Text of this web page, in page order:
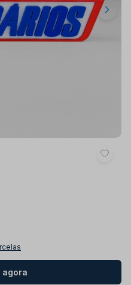
agora